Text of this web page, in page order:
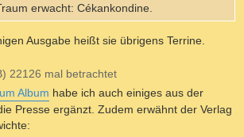
erwacht: Cékankondine.
Ausgabe heißt sie übrigens Terrine.
22126 mal betrachtet
Album habe ich auch einiges aus der
Presse ergänzt. Zudem erwähnt der Verlag